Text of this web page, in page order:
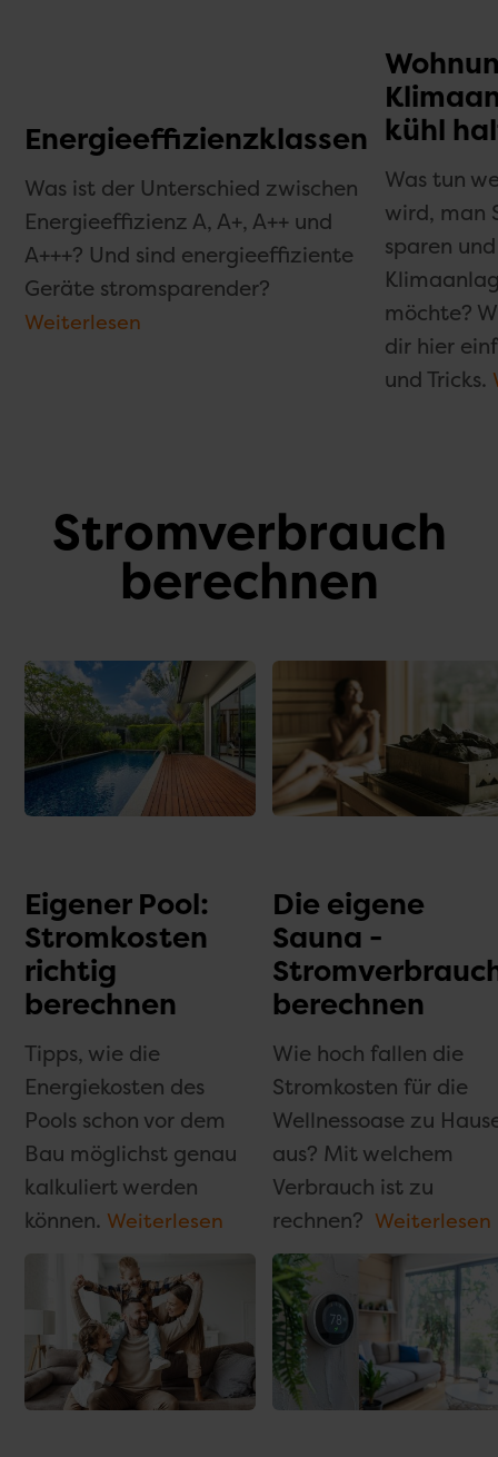
Energieeffizienzklassen
Was ist der Unterschied zwischen
Energieeffizienz A, A+, A++ und
A+++? Und sind energieeffiziente
Geräte stromsparender?
Weiterlesen
kühl
Was tun
wird, man
sparen
möchte?
dir hier
und Tricks.
Stromverbrauch
berechnen
Eigener Pool:
Stromkosten
richtig
berechnen
Tipps, wie die
Energiekosten des
Pools schon vor dem
Bau möglichst genau
kalkuliert werden
können. Weiterlesen
Die eigene
Sauna -
berechnen
Wie hoch fallen die
Stromkosten für die
Wellnessoase zu
aus? Mit welchem
Verbrauch ist zu
rechnen? Weiterlesen